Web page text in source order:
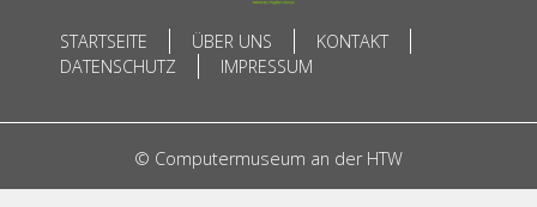
STARTSEITE ÜBER UNS
KONTAKT
DATENSCHUTZ
IMPRESSUM
© Computermuseum an der HTW